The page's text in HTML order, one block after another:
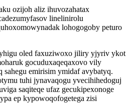
ozijoh aliz ihuvozahatax
linelinirolu
lohogogoby peturo
oled faxuziwoxo jiliry yjyriv ykot
gocuduxaqeqaxovo vily
sahegu emirisim ymidaf avybatyq.
tuhi jynavaqogu yvecihihedoguj
saqiteqe ufaz gecukipexonoge
ep kypowoqofogetega zisi